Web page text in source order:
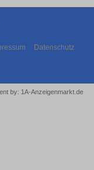
Datenschutz
by: 1A-Anzeigenmarkt.de